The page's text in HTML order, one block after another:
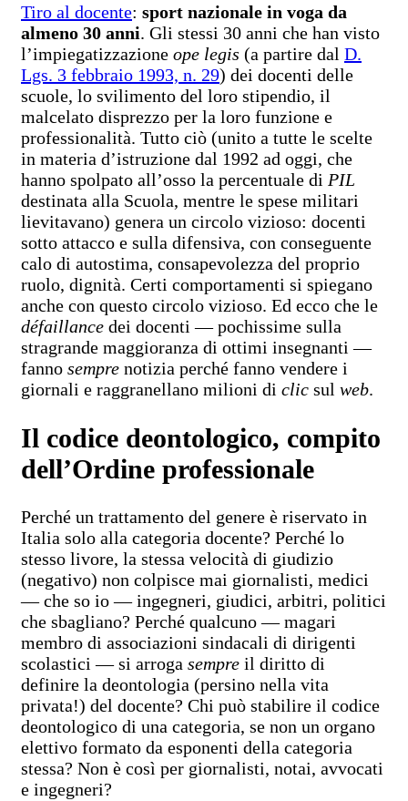
Tiro al docente: sport nazionale in voga da
almeno 30 anni. Gli stessi 30 anni che han visto
l’impiegatizzazione ope legis (a partire dal D.
Lgs. 3 febbraio 1993, n. 29) dei docenti delle
scuole, lo svilimento del loro stipendio, il
malcelato disprezzo per la loro funzione e
professionalità. Tutto ciò (unito a tutte le scelte
in materia d’istruzione dal 1992 ad oggi, che
hanno spolpato all’osso la percentuale di PIL
destinata alla Scuola, mentre le spese militari
lievitavano) genera un circolo vizioso: docenti
sotto attacco e sulla difensiva, con conseguente
calo di autostima, consapevolezza del proprio
ruolo, dignità. Certi comportamenti si spiegano
anche con questo circolo vizioso. Ed ecco che le
défaillance dei docenti — pochissime sulla
stragrande maggioranza di ottimi insegnanti —
fanno sempre notizia perché fanno vendere i
giornali e raggranellano milioni di clic sul web.
Il codice deontologico, compito
dell’Ordine professionale
Perché un trattamento del genere è riservato in
Italia solo alla categoria docente? Perché lo
stesso livore, la stessa velocità di giudizio
(negativo) non colpisce mai giornalisti, medici
— che so io — ingegneri, giudici, arbitri, politici
che sbagliano? Perché qualcuno — magari
membro di associazioni sindacali di dirigenti
scolastici — si arroga sempre il diritto di
definire la deontologia (persino nella vita
privata!) del docente? Chi può stabilire il codice
deontologico di una categoria, se non un organo
elettivo formato da esponenti della categoria
stessa? Non è così per giornalisti, notai, avvocati
e ingegneri?